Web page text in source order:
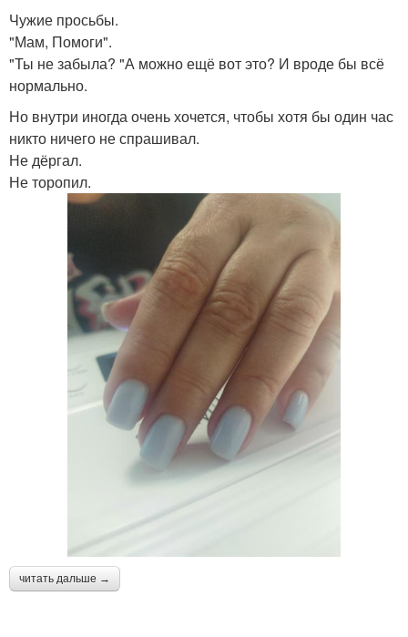
Чужие просьбы.
"Мам, Помоги".
"Ты не забыла? "А можно ещё вот это? И вроде бы всё
нормально.
Но внутри иногда очень хочется, чтобы хотя бы один час
никто ничего не спрашивал.
Не дёргал.
Не торопил.
читать дальше →